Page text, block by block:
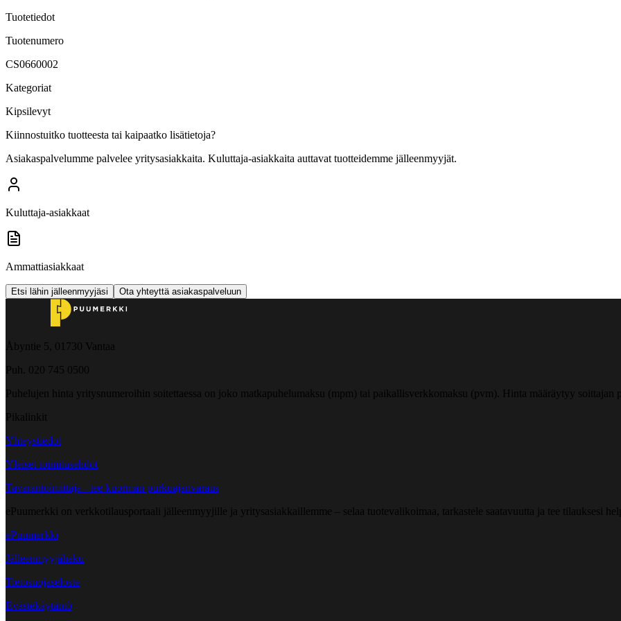
Tuotetiedot
Tuotenumero
CS0660002
Kategoriat
Kipsilevyt
Kiinnostuitko tuotteesta tai kaipaatko lisätietoja?
Asiakaspalvelumme palvelee yritysasiakkaita. Kuluttaja-asiakkaita auttavat tuotteidemme jälleenmyyjät.
Kuluttaja-asiakkaat
Ammattiasiakkaat
Etsi lähin jälleenmyyjäsi Ota yhteyttä asiakaspalveluun
Åbyntie 5, 01730 Vantaa
Puh. 020 745 0500
Puhelujen hinta yritysnumeroihin soitettaessa on joko matkapuhelumaksu (mpm) tai paikallisverkkomaksu (pvm). Hinta määräytyy soittajan
Pikalinkit
Yhteystiedot
Yleiset toimitusehdot
Tavarantoimittaja - tee kuorman purkuajanvaraus
ePuumerkki on verkkotilausportaali jälleenmyyjille ja yritysasiakkaillemme – selaa tuotevalikoimaa, tarkastele saatavuutta ja tee tilauksesi
ePuumerkki
Jälleenmyyjähaku
Tietosuojaseloste
Evästekäytäntö